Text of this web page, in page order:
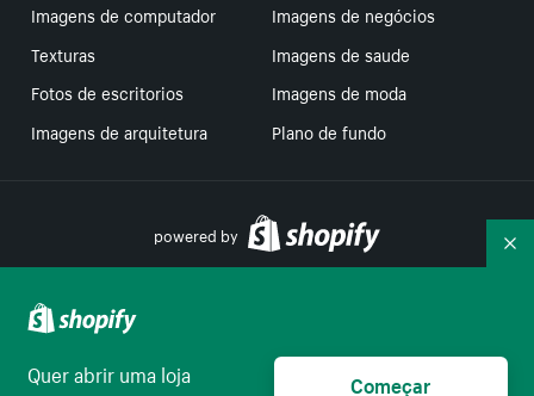
Imagens de computador
Imagens de negócios
Texturas
Imagens de saude
Fotos de escritorios
Imagens de moda
Imagens de arquitetura
Plano de fundo
powered by
Suas escolhas de privacidade
Quer abrir uma loja
Começar